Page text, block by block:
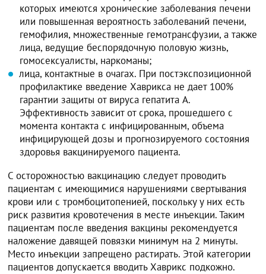
которых имеются хронические заболевания печени
или повышенная вероятность заболеваний печени,
гемофилия, множественные гемотрансфузии, а также
лица, ведущие беспорядочную половую жизнь,
гомосексуалисты, наркоманы;
лица, контактные в очагах. При постэкспозиционной
профилактике введение Хаврикса не дает 100%
гарантии защиты от вируса гепатита A.
Эффективность зависит от срока, прошедшего с
момента контакта с инфицированным, объема
инфицирующей дозы и прогнозируемого состояния
здоровья вакцинируемого пациента.
С осторожностью вакцинацию следует проводить
пациентам с имеющимися нарушениями свертывания
крови или с тромбоцитопенией, поскольку у них есть
риск развития кровотечения в месте инъекции. Таким
пациентам после введения вакцины рекомендуется
наложение давящей повязки минимум на 2 минуты.
Место инъекции запрещено растирать. Этой категории
пациентов допускается вводить Хаврикс подкожно.